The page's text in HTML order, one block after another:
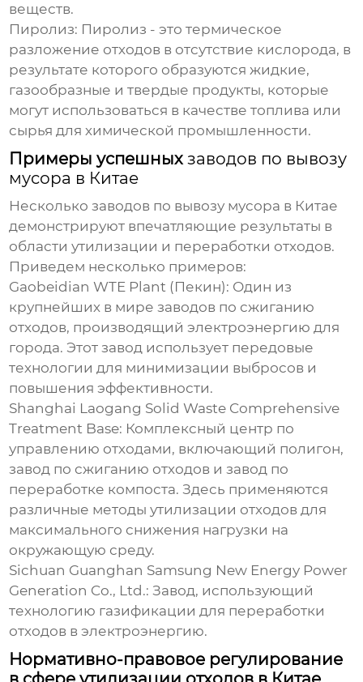
веществ.
Пиролиз: Пиролиз - это термическое
разложение отходов в отсутствие кислорода, в
результате которого образуются жидкие,
газообразные и твердые продукты, которые
могут использоваться в качестве топлива или
сырья для химической промышленности.
Примеры успешныхзаводов по вывозу
мусора в Китае
Несколькозаводов по вывозу мусора в Китае
демонстрируют впечатляющие результаты в
области утилизации и переработки отходов.
Приведем несколько примеров:
Gaobeidian WTE Plant (Пекин): Один из
крупнейших в мире заводов по сжиганию
отходов, производящий электроэнергию для
города. Этот завод использует передовые
технологии для минимизации выбросов и
повышения эффективности.
Shanghai Laogang Solid Waste Comprehensive
Treatment Base: Комплексный центр по
управлению отходами, включающий полигон,
завод по сжиганию отходов и завод по
переработке компоста. Здесь применяются
различные методы утилизации отходов для
максимального снижения нагрузки на
окружающую среду.
Sichuan Guanghan Samsung New Energy Power
Generation Co., Ltd.: Завод, использующий
технологию газификации для переработки
отходов в электроэнергию.
Нормативно-правовое регулирование